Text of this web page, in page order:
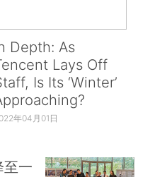
Depth: As
Lays Off
Is Its ‘Winter’
年04月01日
至一